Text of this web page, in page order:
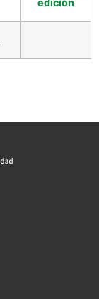
edición